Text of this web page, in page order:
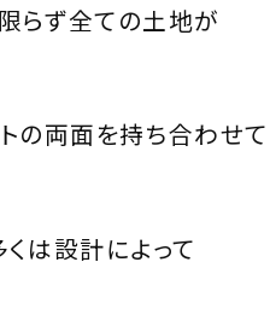
らず全ての土地が
の両面を持ち合わせて
は設計によって